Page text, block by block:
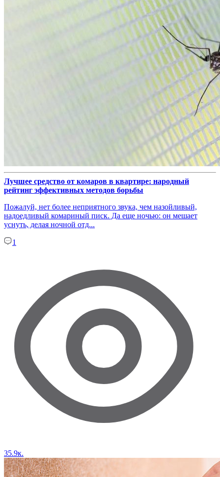
Лучшее средство от комаров в квартире: народный
рейтинг эффективных методов борьбы
Пожалуй, нет более неприятного звука, чем назойливый,
надоедливый комариный писк. Да еще ночью: он мешает
уснуть, делая ночной отд...
1
35.9к.